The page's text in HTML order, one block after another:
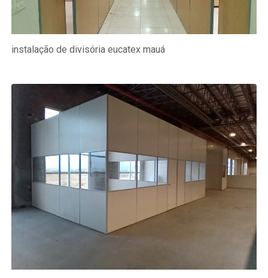
instalação de divisória eucatex mauá